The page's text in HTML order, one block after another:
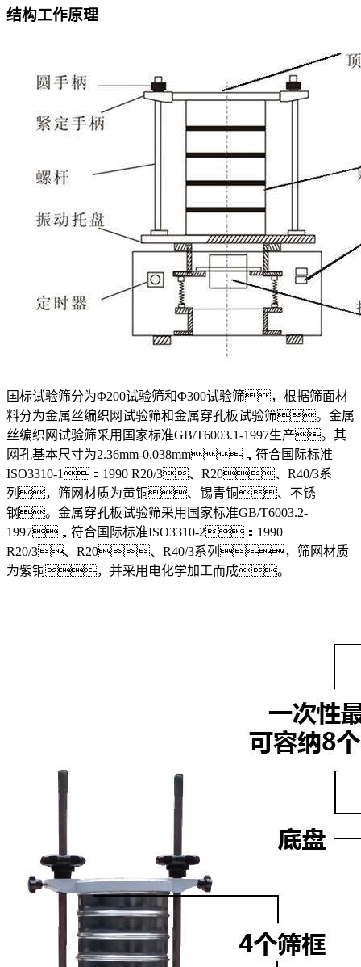
结构工作原理
国标试验筛分为Φ200试验筛和Φ300试验筛，根据筛面材
料分为金属丝编织网试验筛和金属穿孔板试验筛。金属
丝编织网试验筛采用国家标准GB/T6003.1-1997生产。其
网孔基本尺寸为2.36mm-0.038mm，符合国际标准
ISO3310-1：1990 R20/3、R20、R40/3系
列，筛网材质为黄铜、锡青铜、不锈
钢。金属穿孔板试验筛采用国家标准GB/T6003.2-
1997，符合国际标准ISO3310-2：1990
R20/3、R20、R40/3系列，筛网材质
为紫铜，并采用电化学加工而成。